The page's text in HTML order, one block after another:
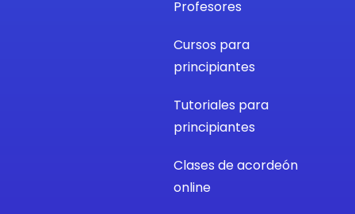
Profesores
Cursos para
principiantes
Tutoriales para
principiantes
Clases de acordeón
online